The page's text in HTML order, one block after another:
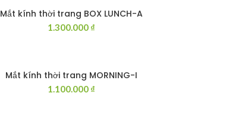
THÊM VÀO GIỎ HÀNG
Mắt kính thời trang BOX LUNCH-A
1.300.000 ₫
ĐỌC TIẾP
Mắt kính thời trang MORNING-I
1.100.000 ₫